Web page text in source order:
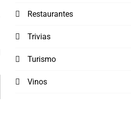
Los helados más trendy
Restaurantes
Trivias
Turismo
Vinos